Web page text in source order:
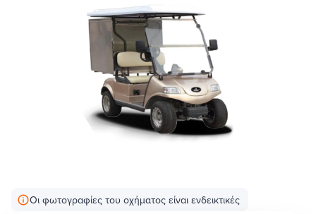
Οι φωτογραφίες του οχήματος είναι ενδεικτικές